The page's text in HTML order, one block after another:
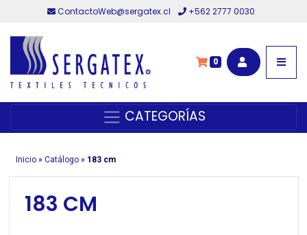
ContactoWeb@sergatex.cl +562 2777 0030
0
CATEGORÍAS
Inicio» Catálogo» 183 cm
183 CM